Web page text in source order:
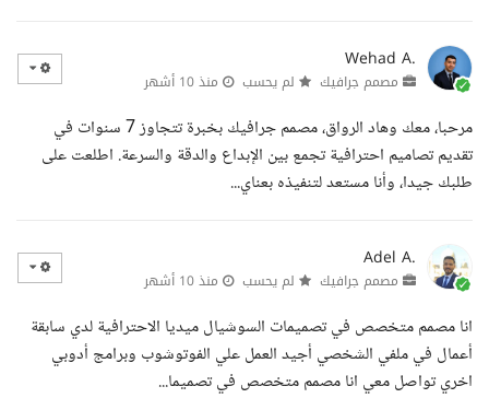
Wehad A.
مصمم جرافيك لم يحسب منذ 10 أشهر
مرحبا، معك وهاد الرواق، مصمم جرافيك بخبرة تتجاوز 7 سنوات في
تقديم تصاميم احترافية تجمع بين الإبداع والدقة والسرعة. اطلعت على
طلبك جيدا، وأنا مستعد لتنفيذه بعناي...
Adel A.
مصمم جرافيك لم يحسب منذ 10 أشهر
انا مصمم متخصص في تصميمات السوشيال ميديا الاحترافية لدي سابقة
أعمال في ملفي الشخصي أجيد العمل علي الفوتوشوب وبرامج أدوبي
اخري تواصل معي انا مصمم متخصص في تصميما...